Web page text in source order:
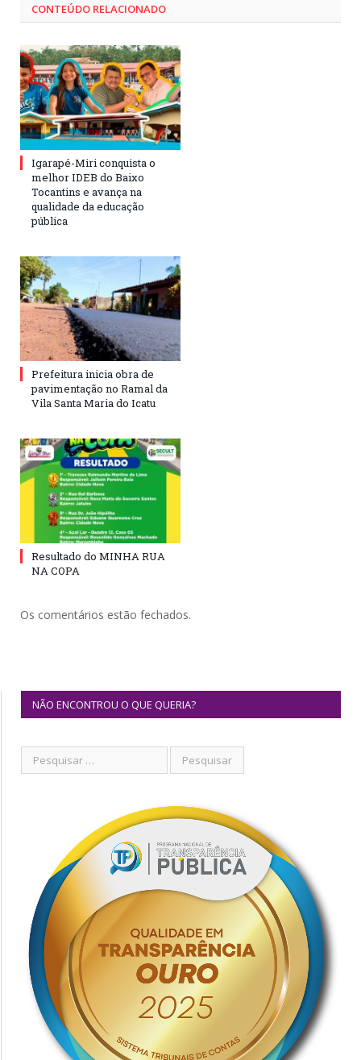
CONTEÚDO RELACIONADO
Igarapé-Miri conquista o
melhor IDEB do Baixo
Tocantins e avança na
qualidade da educação
pública
Prefeitura inicia obra de
pavimentação no Ramal da
Vila Santa Maria do Icatu
Resultado do MINHA RUA
NA COPA
Os comentários estão fechados.
NÃO ENCONTROU O QUE QUERIA?